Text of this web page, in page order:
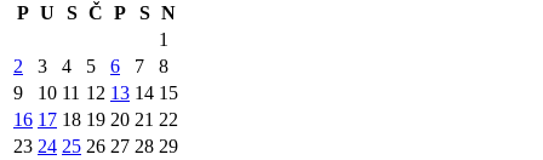
P U S Č P S N
1
2
3 4 5 6 7
8
9
10 11 12 13 14 15
16 17 18 19 20 21 22
23 24 25 26 27 28 29